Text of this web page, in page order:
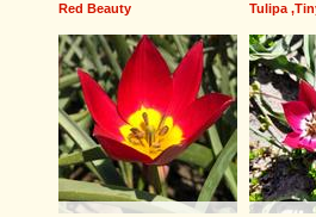
Red Beauty Tulipa